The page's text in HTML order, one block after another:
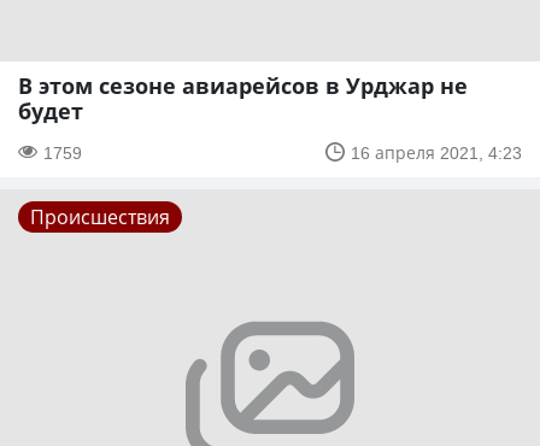
В этом сезоне авиарейсов в Урджар не
будет
1759 16 апреля 2021, 4:23
Происшествия